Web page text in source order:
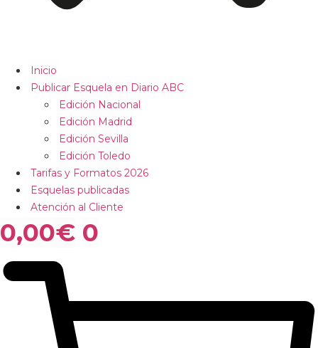
Inicio
Publicar Esquela en Diario ABC
Edición Nacional
Edición Madrid
Edición Sevilla
Edición Toledo
Tarifas y Formatos 2026
Esquelas publicadas
Atención al Cliente
0,00€ 0